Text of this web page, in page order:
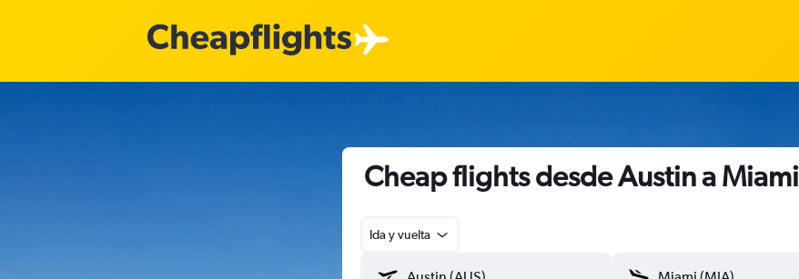
Cheap flights desde Austin a Miami
Ida y vuelta